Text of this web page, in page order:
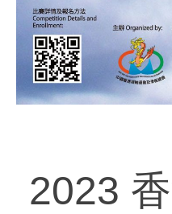
2023